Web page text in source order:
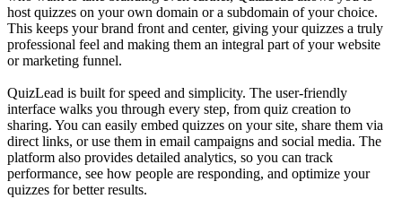
host quizzes on your own domain or a subdomain of your choice.
This keeps your brand front and center, giving your quizzes a truly
professional feel and making them an integral part of your website
or marketing funnel.
QuizLead is built for speed and simplicity. The user-friendly
interface walks you through every step, from quiz creation to
sharing. You can easily embed quizzes on your site, share them via
direct links, or use them in email campaigns and social media. The
platform also provides detailed analytics, so you can track
performance, see how people are responding, and optimize your
quizzes for better results.